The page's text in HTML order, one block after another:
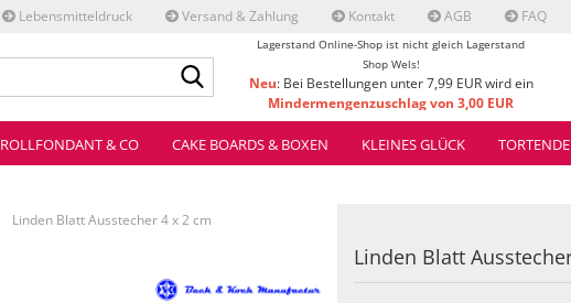
Lebensmitteldruck Versand & Zahlung Kontakt AGB FAQ
Lagerstand Online-Shop ist nicht gleich Lagerstand
Shop Wels!
Neu: Bei Bestellungen unter 7,99 EUR wird ein
Mindermengenzuschlag von 3,00 EUR
verrechnet.
ROLLFONDANT & CO CAKE BOARDS & BOXEN KLEINES GLÜCK
Linden Blatt Ausstecher 4 x 2 cm
Linden Blatt